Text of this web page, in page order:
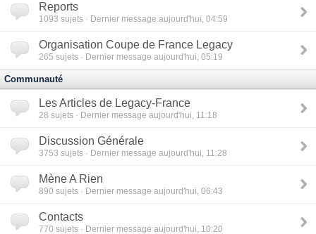
Reports
1093 sujets · Dernier message aujourd'hui, 04:59
Organisation Coupe de France Legacy
265 sujets · Dernier message aujourd'hui, 05:19
Communauté
Les Articles de Legacy-France
28 sujets · Dernier message aujourd'hui, 11:18
Discussion Générale
3753 sujets · Dernier message aujourd'hui, 11:28
Mène A Rien
890 sujets · Dernier message aujourd'hui, 06:43
Contacts
770 sujets · Dernier message aujourd'hui, 10:20